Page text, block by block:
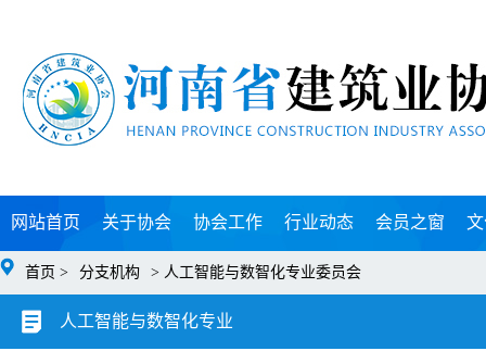
网站首页 关于协会 协会工作 行业动态 会员之窗
首页 > 分支机构 > 人工智能与数智化专业委员会
人工智能与数智化专业